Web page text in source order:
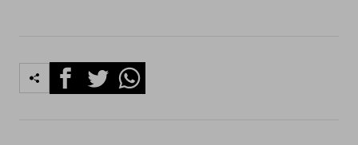
FacebookTwitterWhatsapp